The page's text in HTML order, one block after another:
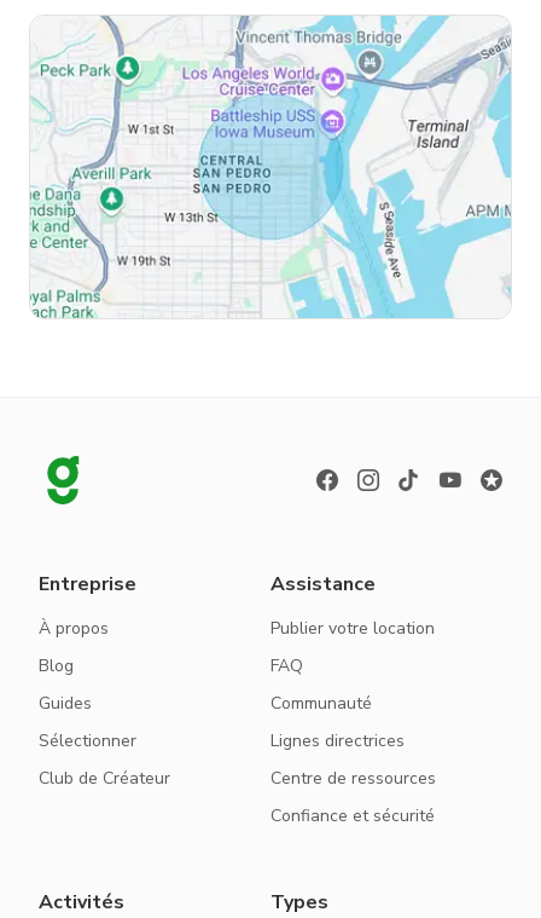
Entreprise
À propos
Blog
Guides
Sélectionner
Club de Créateur
Assistance
Publier votre location
FAQ
Communauté
Lignes directrices
Centre de ressources
Confiance et sécurité
Activités Types